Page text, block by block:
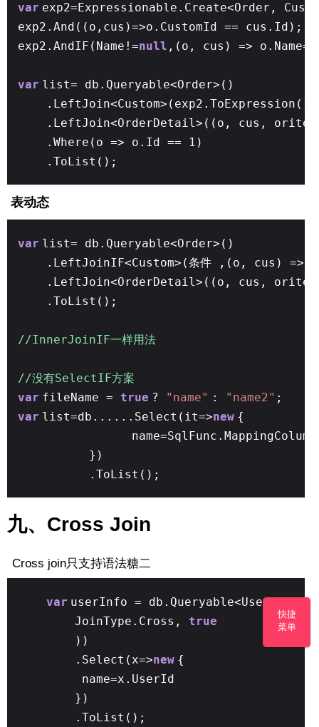
var exp2=Expressionable.Create<Order,
exp2.And((o,cus)=>o.CustomId == cus.Id);
exp2.AndIF(Name!=null ,(o, cus) =>
var list= db.Queryable<Order>()
.LeftJoin<Custom>(exp2.ToExpression())
.LeftJoin<OrderDetail>((o, cus,
.Where(o => o.Id == 1)
.ToList();
表动态
var list= db.Queryable<Order>()
.LeftJoinIF<Custom>(条件 ,(o, cus) =>
.LeftJoin<OrderDetail>((o, cus,
.ToList();
//InnerJoinIF一样用法
//没有SelectIF方案
var fileName = true ? "name" : "name2" ;
var list=db......Select(it=>new {
})
.ToList();
九、Cross Join
Cross join只支持语法糖二
var userInfo =
JoinType.Cross, true
))
.Select(x=>new {
name=x.UserId
})
.ToList();
快捷
菜单